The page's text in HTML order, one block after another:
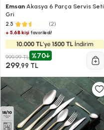
Emsan Akasya 6 Parça Servis Seti
Gri
2.5 (2)
+ 5.6B kişi favoriledi!
999,99 TL %70
299,99 TL